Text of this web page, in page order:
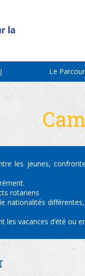
Le
les jeunes,
rotariens
nationalités
vacances d’été ou